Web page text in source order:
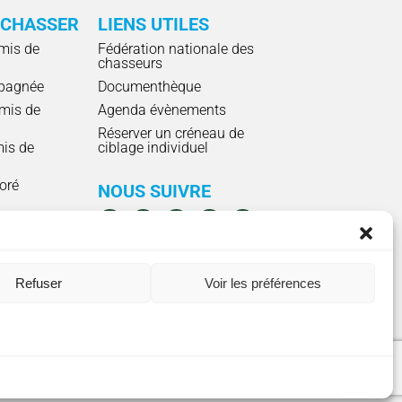
Refuser Voir les préférences
de
de
de
LIENS UTILES
Fédération nationale des
chasseurs
Documenthèque
Agenda évènements
Réserver un créneau de
ciblage individuel
NOUS SUIVRE